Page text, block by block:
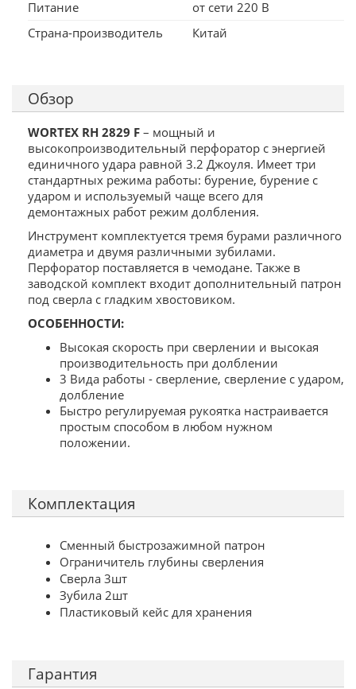
Питание
от сети 220 В
Страна-производитель
Китай
Обзор
WORTEX RH 2829 F – мощный и
высокопроизводительный перфоратор с энергией
единичного удара равной 3.2 Джоуля. Имеет три
стандартных режима работы: бурение, бурение с
ударом и используемый чаще всего для
демонтажных работ режим долбления.
Инструмент комплектуется тремя бурами различного
диаметра и двумя различными зубилами.
Перфоратор поставляется в чемодане. Также в
заводской комплект входит дополнительный патрон
под сверла с гладким хвостовиком.
ОСОБЕННОСТИ:
Высокая скорость при сверлении и высокая
производительность при долблении
3 Вида работы - сверление, сверление с ударом,
долбление
Быстро регулируемая рукоятка настраивается
простым способом в любом нужном
положении.
Комплектация
Сменный быстрозажимной патрон
Ограничитель глубины сверления
Сверла 3шт
Зубила 2шт
Пластиковый кейс для хранения
Гарантия